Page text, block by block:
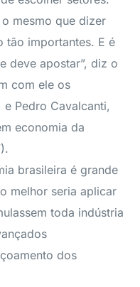
mesmo que dizer
tão importantes. E é
deve apostar”, diz o
com ele os
e Pedro Cavalcanti,
economia da
brasileira é grande
melhor seria aplicar
toda indústria
dos